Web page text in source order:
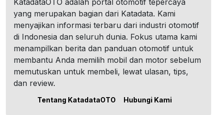
KatadataOTO adalah portal otomotif tepercaya
yang merupakan bagian dari Katadata. Kami
menyajikan informasi terbaru dari industri otomotif
di Indonesia dan seluruh dunia. Fokus utama kami
menampilkan berita dan panduan otomotif untuk
membantu Anda memilih mobil dan motor sebelum
memutuskan untuk membeli, lewat ulasan, tips,
dan review.
Tentang KatadataOTO Hubungi Kami